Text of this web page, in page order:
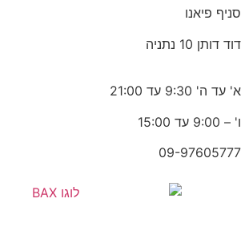
סניף פיאנו
דוד דותן 10 נתניה
א' עד ה' 9:30 עד 21:00
ו' – 9:00 עד 15:00
09-97605777